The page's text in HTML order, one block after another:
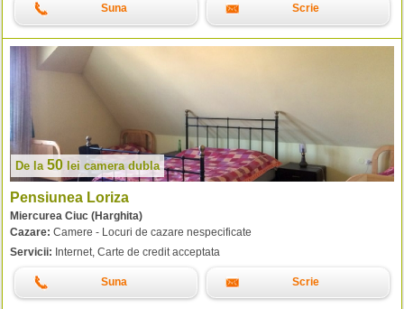
Suna Scrie
De la 50 lei camera dubla
Pensiunea Loriza
Miercurea Ciuc (Harghita)
Cazare: Camere - Locuri de cazare nespecificate
Servicii: Internet, Carte de credit acceptata
Suna Scrie